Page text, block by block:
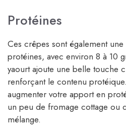
Protéines
Ces crêpes sont également
protéines, avec environ 8 à 10
yaourt ajoute une belle touche
renforçant le contenu
augmenter votre apport en
un peu de fromage cottage ou
mélange.